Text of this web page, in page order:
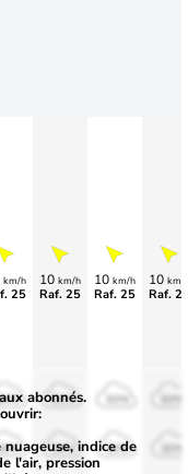
km/h
25
10 km/h
Raf. 25
10 km/h
Raf. 25
10 km/
Raf.
50% 50%
30%
50%
30%
abonnés.
indice de
l'air, pression